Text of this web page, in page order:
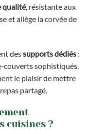
qualité, résistante aux
et allège la corvée de
dessupports dédiés :
couverts sophistiqués.
le plaisir de mettre
partagé.
cuisines ?